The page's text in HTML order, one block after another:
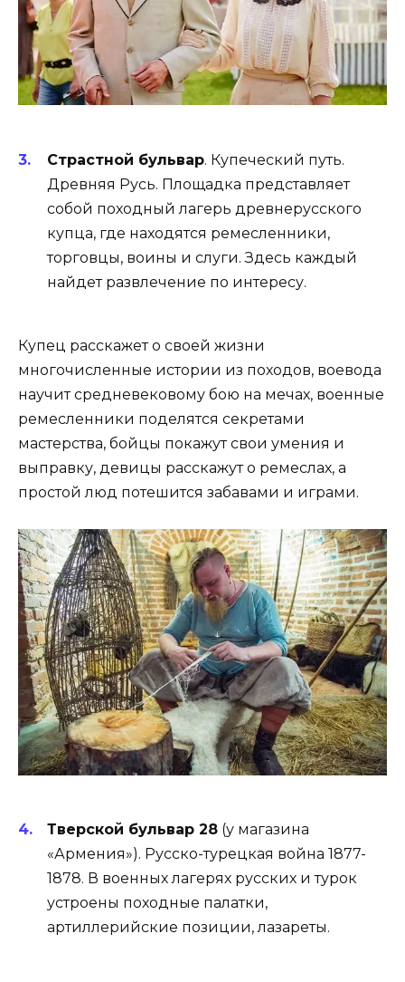
Страстной бульвар. Купеческий путь.
Древняя Русь. Площадка представляет
собой походный лагерь древнерусского
купца, где находятся ремесленники,
торговцы, воины и слуги. Здесь каждый
найдет развлечение по интересу.
Купец расскажет о своей жизни
многочисленные истории из походов, воевода
научит средневековому бою на мечах, военные
ремесленники поделятся секретами
мастерства, бойцы покажут свои умения и
выправку, девицы расскажут о ремеслах, а
простой люд потешится забавами и играми.
Тверской бульвар 28 (у магазина
«Армения»). Русско-турецкая война 1877-
1878. В военных лагерях русских и турок
устроены походные палатки,
артиллерийские позиции, лазареты.